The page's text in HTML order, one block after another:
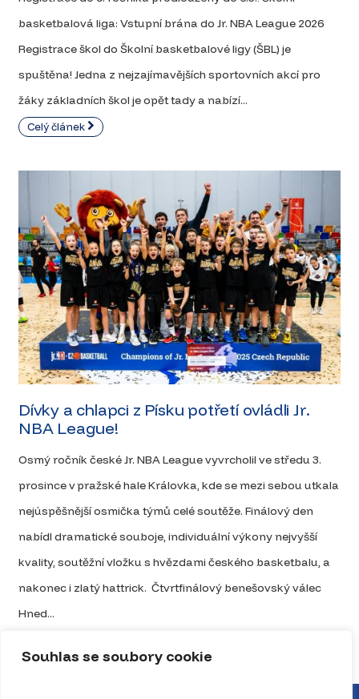
Souhlas se soubory cookie
basketbalová liga: Vstupní brána do Jr. NBA League 2026
Registrace škol do Školní basketbalové ligy (ŠBL) je
spuštěna! Jedna z nejzajímavějších sportovních akcí pro
žáky základních škol je opět tady a nabízí...
Celý článek
Dívky a chlapci z Písku potřetí ovládli Jr.
NBA League!
Osmý ročník české Jr. NBA League vyvrcholil ve středu 3.
prosince v pražské hale Královka, kde se mezi sebou utkala
nejúspěšnější osmička týmů celé soutěže. Finálový den
nabídl dramatické souboje, individuální výkony nejvyšší
kvality, soutěžní vložku s hvězdami českého basketbalu, a
nakonec i zlatý hattrick. Čtvrtfinálový benešovský válec
Hned...